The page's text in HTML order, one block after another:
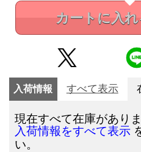
カートに入れ
入荷情報 すべて表示
現在すべて在庫がありま
入荷情報をすべて表示
い。